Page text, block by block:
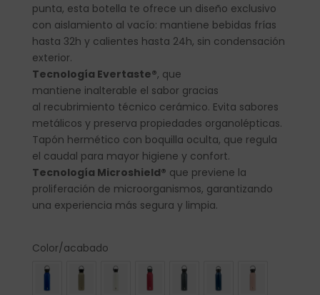
punta, esta botella te ofrece un diseño exclusivo
con aislamiento al vacío: mantiene bebidas frías
hasta 32h y calientes hasta 24h, sin condensación
exterior.
Tecnología Evertaste®, que
mantiene inalterable el sabor gracias
al recubrimiento técnico cerámico. Evita sabores
metálicos y preserva propiedades organolépticas.
Tapón hermético con boquilla oculta, que regula
el caudal para mayor higiene y confort.
Tecnología Microshield® que previene la
proliferación de microorganismos, garantizando
una experiencia más segura y limpia.
Color/acabado